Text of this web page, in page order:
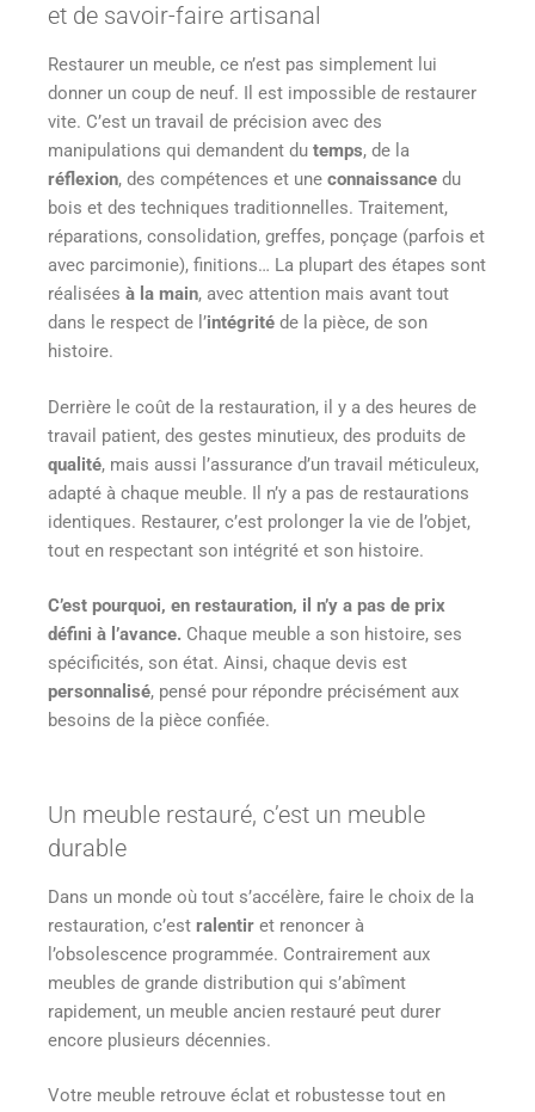
et de savoir-faire artisanal
Restaurer un meuble, ce n’est pas simplement lui
donner un coup de neuf. Il est impossible de restaurer
vite. C’est un travail de précision avec des
manipulations qui demandent du temps, de la
réflexion, des compétences et une connaissance du
bois et des techniques traditionnelles. Traitement,
réparations, consolidation, greffes, ponçage (parfois et
avec parcimonie), finitions… La plupart des étapes sont
réalisées à la main, avec attention mais avant tout
dans le respect de l’intégrité de la pièce, de son
histoire.
Derrière le coût de la restauration, il y a des heures de
travail patient, des gestes minutieux, des produits de
qualité, mais aussi l’assurance d’un travail méticuleux,
adapté à chaque meuble. Il n’y a pas de restaurations
identiques. Restaurer, c’est prolonger la vie de l’objet,
tout en respectant son intégrité et son histoire.
C’est pourquoi, en restauration, il n’y a pas de prix
défini à l’avance. Chaque meuble a son histoire, ses
spécificités, son état. Ainsi, chaque devis est
personnalisé, pensé pour répondre précisément aux
besoins de la pièce confiée.
Un meuble restauré, c’est un meuble
durable
Dans un monde où tout s’accélère, faire le choix de la
restauration, c’est ralentir et renoncer à
l’obsolescence programmée. Contrairement aux
meubles de grande distribution qui s’abîment
rapidement, un meuble ancien restauré peut durer
encore plusieurs décennies.
Votre meuble retrouve éclat et robustesse tout en